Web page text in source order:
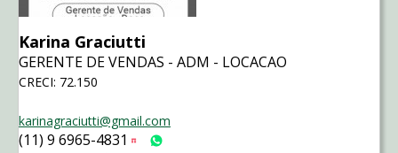
Karina Graciutti
GERENTE DE VENDAS - ADM - LOCACAO
CRECI: 72.150
karinagraciutti@gmail.com
(11) 9 6965-4831 Tim